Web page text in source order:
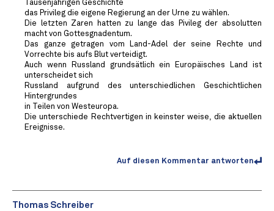
Tausenjährigen Geschichte
das Privileg die eigene Regierung an der Urne zu wählen.
Die letzten Zaren hatten zu lange das Pivileg der absolutten
macht von Gottesgnadentum.
Das ganze getragen vom Land-Adel der seine Rechte und
Vorrechte bis aufs Blut verteidigt.
Auch wenn Russland grundsätlich ein Europäisches Land ist
unterscheidet sich
Russland aufgrund des unterschiedlichen Geschichtlichen
Hintergrundes
in Teilen von Westeuropa.
Die unterschiede Rechtvertigen in keinster weise, die aktuellen
Ereignisse.
Auf diesen Kommentar antworten
Thomas Schreiber